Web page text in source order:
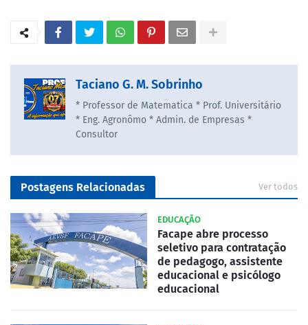
Taciano G. M. Sobrinho
* Professor de Matematica * Prof. Universitário
* Eng. Agronômo * Admin. de Empresas *
Consultor
Postagens Relacionadas Ver todos
EDUCAÇÃO
Facape abre processo
seletivo para contratação
de pedagogo, assistente
educacional e psicólogo
educacional